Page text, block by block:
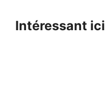
contentIntéressant ici